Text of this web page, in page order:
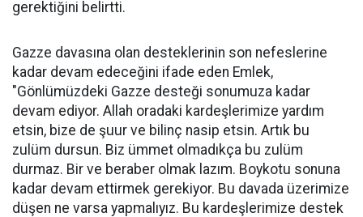
gerektiğini belirtti.
Gazze davasına olan desteklerinin son nefeslerine
kadar devam edeceğini ifade eden Emlek,
"Gönlümüzdeki Gazze desteği sonumuza kadar
devam ediyor. Allah oradaki kardeşlerimize yardım
etsin, bize de şuur ve bilinç nasip etsin. Artık bu
zulüm dursun. Biz ümmet olmadıkça bu zulüm
durmaz. Bir ve beraber olmak lazım. Boykotu sonuna
kadar devam ettirmek gerekiyor. Bu davada üzerimize
düşen ne varsa yapmalıyız. Bu kardeşlerimize destek